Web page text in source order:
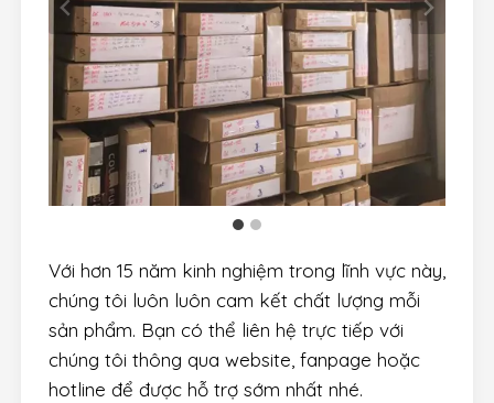
Với hơn 15 năm kinh nghiệm trong lĩnh vực này,
chúng tôi luôn luôn cam kết chất lượng mỗi
sản phẩm. Bạn có thể liên hệ trực tiếp với
chúng tôi thông qua website, fanpage hoặc
hotline để được hỗ trợ sớm nhất nhé.